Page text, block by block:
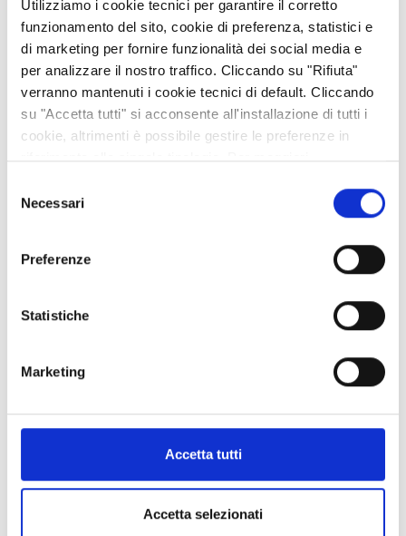
Utilizziamo i cookie tecnici per garantire il corretto
funzionamento del sito, cookie di preferenza, statistici e
di marketing per fornire funzionalità dei social media e
per analizzare il nostro traffico. Cliccando su "Rifiuta"
verranno mantenuti i cookie tecnici di default. Cliccando
su "Accetta tutti" si acconsente all'installazione di tutti i
cookie, altrimenti è possibile gestire le preferenze in
riferimento alle singole tipologie. Per maggiori
delNecessari
Preferenze
Statistiche
Marketing
Accetta tutti
Accetta selezionati
ARCHIVIO
2026
agosto (1)
luglio (4)
giugno (4)
aprile (3)
febbraio (4)
2025(86)
2022(128)